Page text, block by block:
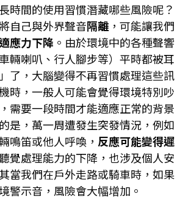
時間的使用習慣潛藏哪些風險呢？
自己與外界聲音隔離 ，可能讓我們
應力下降 。由於環境中的各種聲響
輛喇叭、行人腳步等）平時都被耳
了，大腦變得不再習慣處理這些訊
時，一般人可能會覺得環境特別吵
需要一段時間才能適應正常的背景
是，萬一周遭發生突發情況，例如
鳴笛或他人呼喚， 反應可能變得遲
覺處理能力的下降，也涉及個人安
我們在戶外走路或騎車時，如果
警示音，風險會大幅增加。